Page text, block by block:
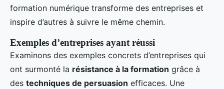
formation numérique transforme des entreprises et
inspire d’autres à suivre le même chemin.
Exemples d’entreprises ayant réussi
Examinons des exemples concrets d’entreprises qui
ont surmonté la résistance à la formation grâce à
des techniques de persuasion efficaces. Une